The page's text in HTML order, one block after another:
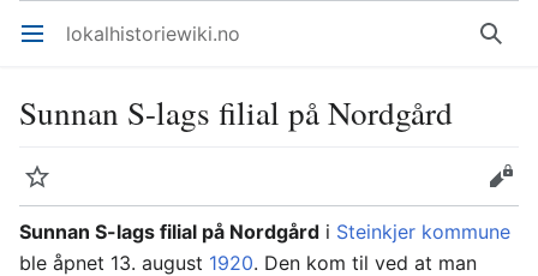
Åpne hovedmenyen lokalhistoriewiki.no Søk
Sunnan S-lags filial på Nordgård
Overvåk
Rediger
Sunnan S-lags filial på Nordgård i Steinkjer kommune
ble åpnet 13. august 1920. Den kom til ved at man